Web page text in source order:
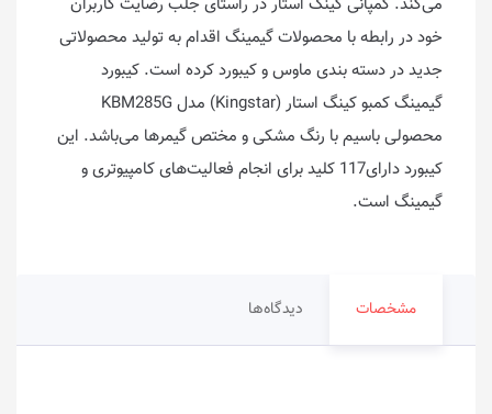
خود در رابطه با محصولات گیمینگ اقدام به تولید محصولاتی
جدید در دسته بندی ماوس و کیبورد کرده است. کیبورد
گیمینگ کمبو کینگ استار (Kingstar) مدل KBM285G
محصولی باسیم با رنگ مشکی و مختص گیمرها می‌باشد. این
کیبورد دارای117 کلید برای انجام فعالیت‌های کامپیوتری و
گیمینگ است.
مشخصات دیدگاه‌ها